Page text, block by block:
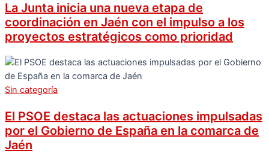
La Junta inicia una nueva etapa de
coordinación en Jaén con el impulso a los
proyectos estratégicos como prioridad
Sin categoría
El PSOE destaca las actuaciones impulsadas
por el Gobierno de España en la comarca de
Jaén